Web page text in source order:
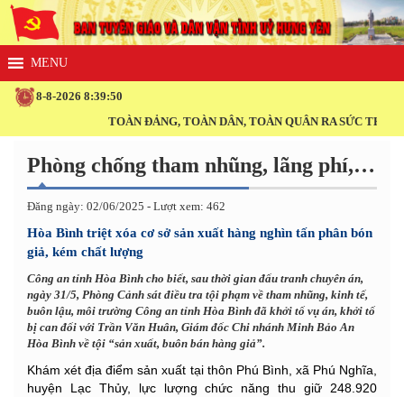
8-8-2026 8:39:50
TOÀN ĐẢNG, TOÀN DÂN, TOÀN QUÂN RA SỨC THI
Phòng chống tham nhũng, lãng phí, tiêu cực
Đăng ngày: 02/06/2025 - Lượt xem: 462
Hòa Bình triệt xóa cơ sở sản xuất hàng nghìn tấn phân bón
giả, kém chất lượng
Công an tỉnh Hòa Bình cho biết, sau thời gian đấu tranh chuyên án,
ngày 31/5, Phòng Cảnh sát điều tra tội phạm về tham nhũng, kinh tế,
buôn lậu, môi trường Công an tỉnh Hòa Bình đã khởi tố vụ án, khởi tố
bị can đối với Trần Văn Huân, Giám đốc Chi nhánh Minh Bảo An
Hòa Bình về tội “sản xuất, buôn bán hàng giả”.
Khám xét địa điểm sản xuất tại thôn Phú Bình, xã Phú Nghĩa,
huyện Lạc Thủy, lực lượng chức năng thu giữ 248.920